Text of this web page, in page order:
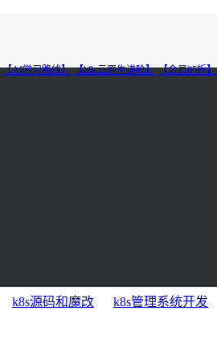
【AI学习路线】 【k8s云原生进阶】 【会员85折】
k8s源码和魔改 k8s管理系统开发